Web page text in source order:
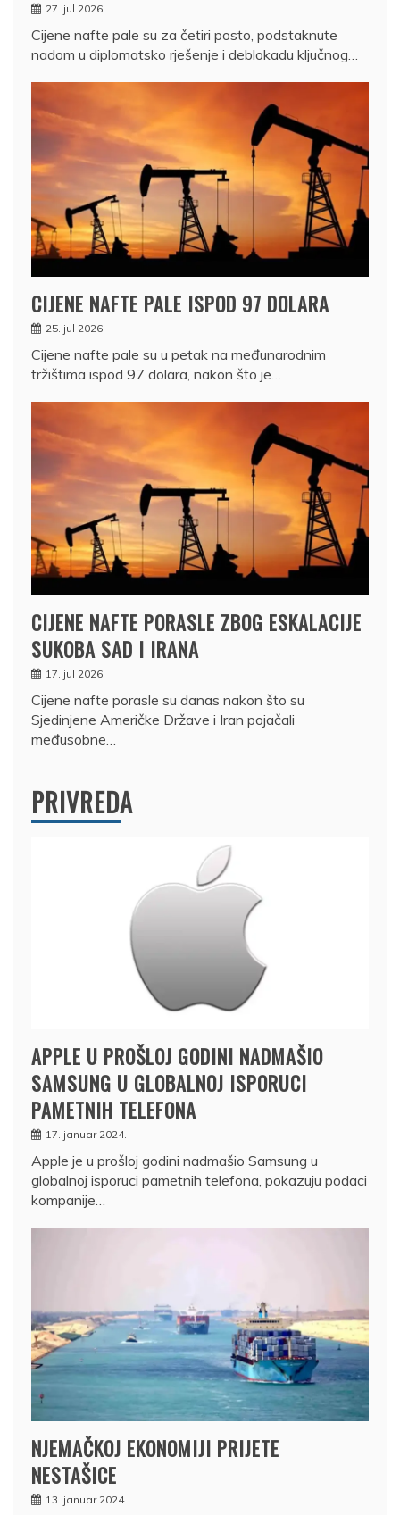
27. jul 2026.
Cijene nafte pale su za četiri posto, podstaknute
nadom u diplomatsko rješenje i deblokadu ključnog…
CIJENE NAFTE PALE ISPOD 97 DOLARA
25. jul 2026.
Cijene nafte pale su u petak na međunarodnim
tržištima ispod 97 dolara, nakon što je…
CIJENE NAFTE PORASLE ZBOG ESKALACIJE
SUKOBA SAD I IRANA
17. jul 2026.
Cijene nafte porasle su danas nakon što su
Sjedinjene Američke Države i Iran pojačali
međusobne…
PRIVREDA
APPLE U PROŠLOJ GODINI NADMAŠIO
SAMSUNG U GLOBALNOJ ISPORUCI
PAMETNIH TELEFONA
17. januar 2024.
Apple je u prošloj godini nadmašio Samsung u
globalnoj isporuci pametnih telefona, pokazuju podaci
kompanije…
NJEMAČKOJ EKONOMIJI PRIJETE
NESTAŠICE
13. januar 2024.